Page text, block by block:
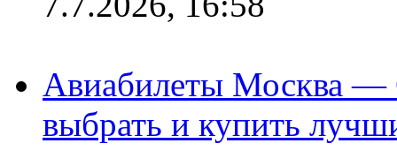
Авиабилеты Москва —
выбрать и купить